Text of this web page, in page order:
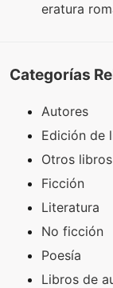
eratura
Categorías
Autores
Edición de
Otros libros
Ficción
Literatura
No ficción
Poesía
Libros de